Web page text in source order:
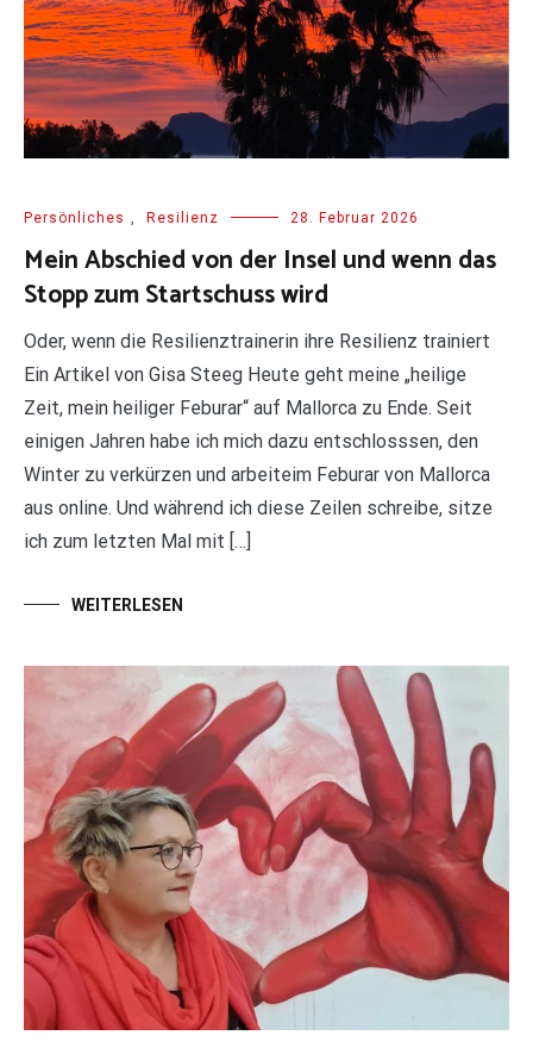
Persönliches Resilienz 28. Februar 2026
Mein Abschied von der Insel und wenn das
Stopp zum Startschuss wird
Oder, wenn die Resilienztrainerin ihre Resilienz trainiert
Ein Artikel von Gisa Steeg Heute geht meine „heilige
Zeit, mein heiliger Feburar“ auf Mallorca zu Ende. Seit
einigen Jahren habe ich mich dazu entschlosssen, den
Winter zu verkürzen und arbeiteim Feburar von Mallorca
aus online. Und während ich diese Zeilen schreibe, sitze
ich zum letzten Mal mit […]
WEITERLESEN